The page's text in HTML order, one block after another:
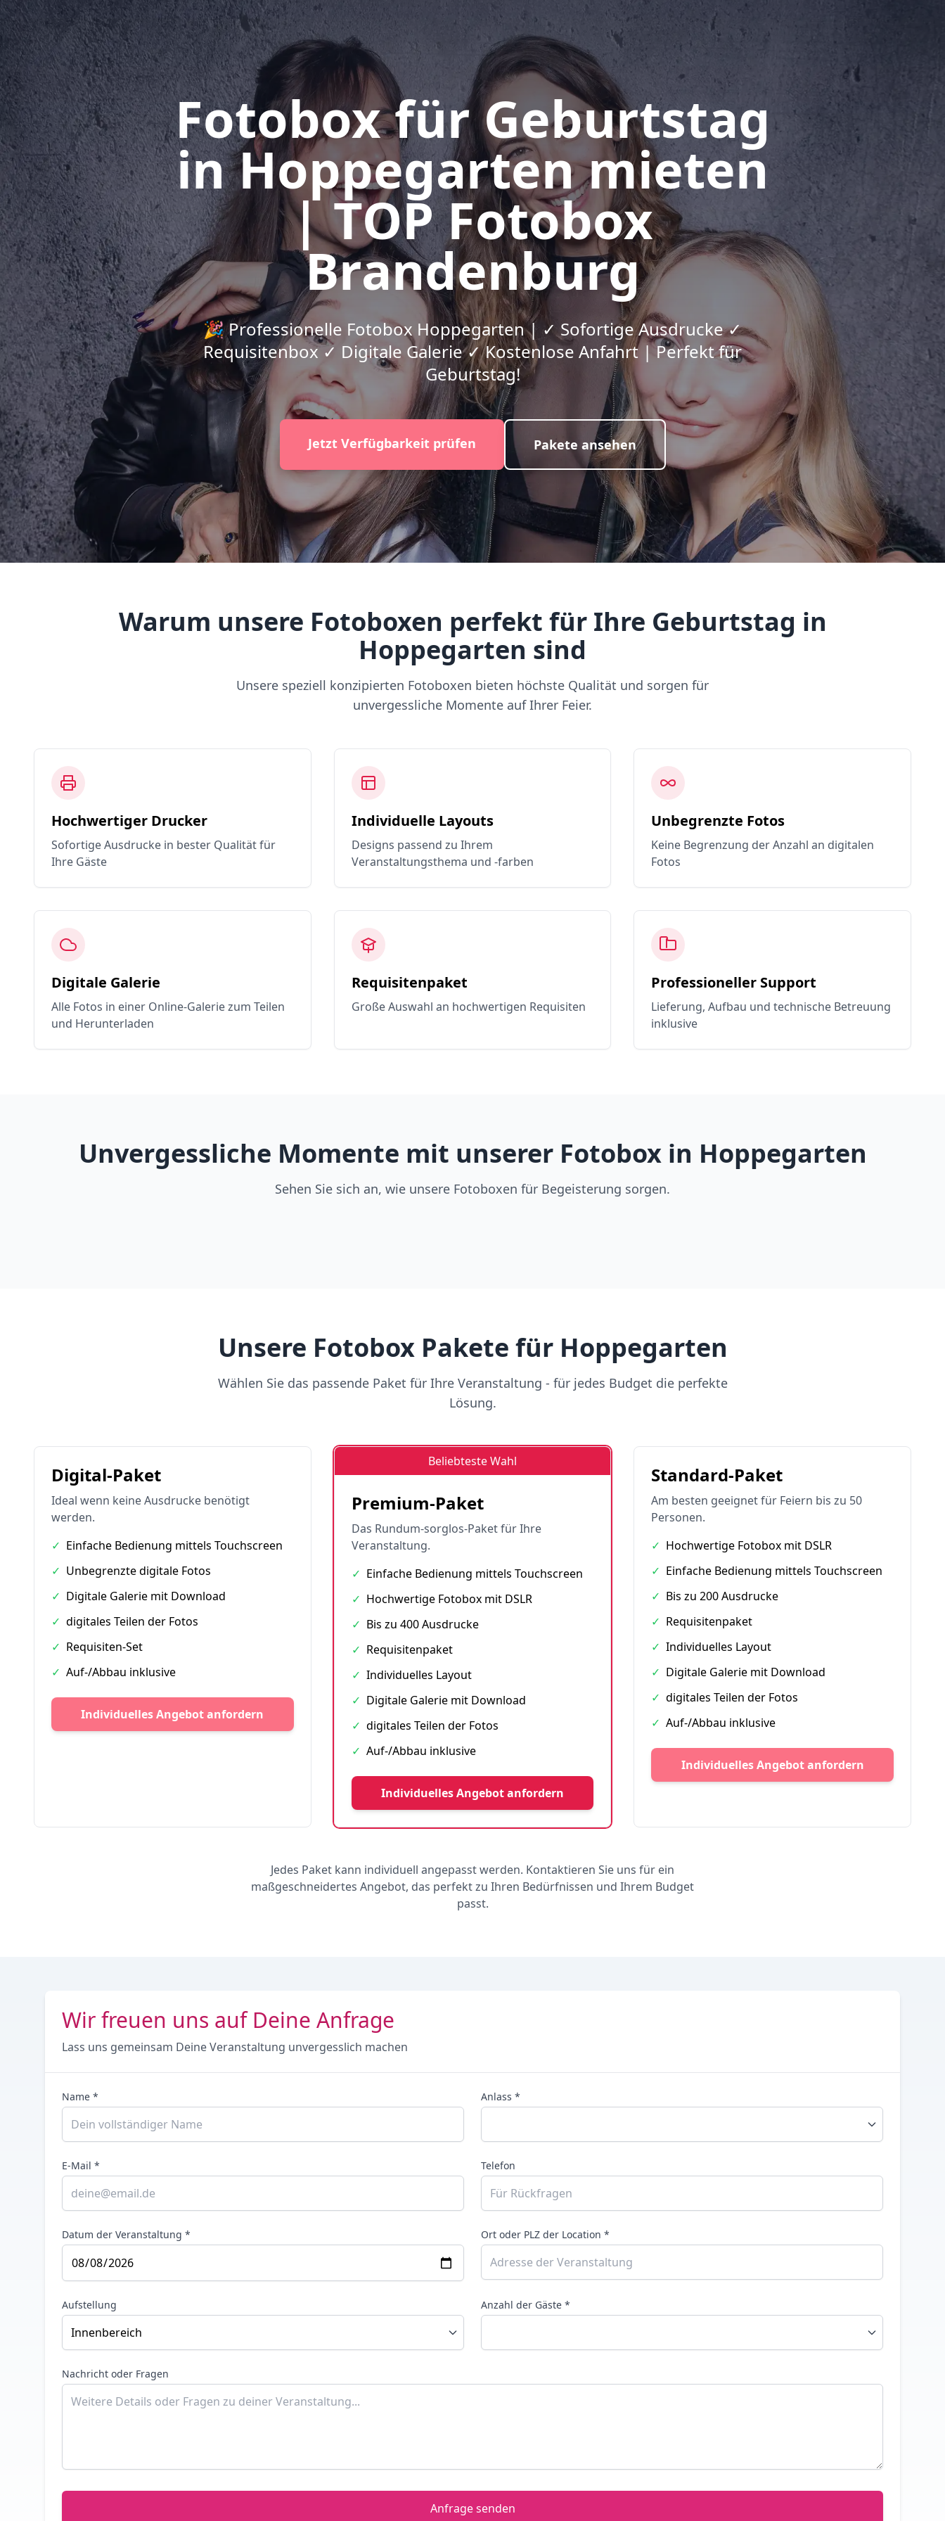
Fotobox für Geburtstag
in Hoppegarten mieten
| TOP Fotobox
Brandenburg
🎉 Professionelle Fotobox Hoppegarten | ✓ Sofortige Ausdrucke ✓
Requisitenbox ✓ Digitale Galerie ✓ Kostenlose Anfahrt | Perfekt für
Geburtstag!
Jetzt Verfügbarkeit prüfen Pakete ansehen
Warum unsere Fotoboxen perfekt für Ihre Geburtstag in
Hoppegarten sind
Unsere speziell konzipierten Fotoboxen bieten höchste Qualität und sorgen für
unvergessliche Momente auf Ihrer Feier.
Hochwertiger Drucker
Sofortige Ausdrucke in bester Qualität für
Ihre Gäste
Individuelle Layouts
Designs passend zu Ihrem
Veranstaltungsthema und -farben
Unbegrenzte Fotos
Keine Begrenzung der Anzahl an digitalen
Fotos
Digitale Galerie
Alle Fotos in einer Online-Galerie zum Teilen
und Herunterladen
Requisitenpaket
Große Auswahl an hochwertigen Requisiten
Professioneller Support
Lieferung, Aufbau und technische Betreuung
inklusive
Unvergessliche Momente mit unserer Fotobox in Hoppegarten
Sehen Sie sich an, wie unsere Fotoboxen für Begeisterung sorgen.
Unsere Fotobox Pakete für Hoppegarten
Wählen Sie das passende Paket für Ihre Veranstaltung - für jedes Budget die perfekte
Lösung.
Digital-Paket
Ideal wenn keine Ausdrucke benötigt
werden.
✓ Einfache Bedienung mittels Touchscreen
✓ Unbegrenzte digitale Fotos
✓ Digitale Galerie mit Download
✓ digitales Teilen der Fotos
✓ Requisiten-Set
✓ Auf-/Abbau inklusive
Individuelles Angebot anfordern
Beliebteste Wahl
Premium-Paket
Das Rundum-sorglos-Paket für Ihre
Veranstaltung.
✓ Einfache Bedienung mittels Touchscreen
✓ Hochwertige Fotobox mit DSLR
✓ Bis zu 400 Ausdrucke
✓ Requisitenpaket
✓ Individuelles Layout
✓ Digitale Galerie mit Download
✓ digitales Teilen der Fotos
✓ Auf-/Abbau inklusive
Individuelles Angebot anfordern
Standard-Paket
Am besten geeignet für Feiern bis zu 50
Personen.
✓ Hochwertige Fotobox mit DSLR
✓ Einfache Bedienung mittels Touchscreen
✓ Bis zu 200 Ausdrucke
✓ Requisitenpaket
✓ Individuelles Layout
✓ Digitale Galerie mit Download
✓ digitales Teilen der Fotos
✓ Auf-/Abbau inklusive
Individuelles Angebot anfordern
Jedes Paket kann individuell angepasst werden. Kontaktieren Sie uns für ein
maßgeschneidertes Angebot, das perfekt zu Ihren Bedürfnissen und Ihrem Budget
passt.
Wir freuen uns auf Deine Anfrage
Lass uns gemeinsam Deine Veranstaltung unvergesslich machen
Name * Anlass *
E-Mail * Telefon
Datum der Veranstaltung * Ort oder PLZ der Location *
Aufstellung Anzahl der Gäste *
Nachricht oder Fragen
Anfrage senden